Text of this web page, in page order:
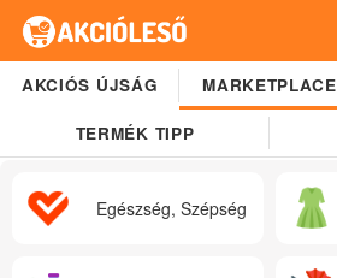
AKCIÓS ÚJSÁG MARKETPLACE
TERMÉK TIPP
Egészség, Szépség